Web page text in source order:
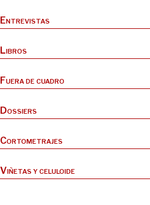
Entrevistas
Libros
Fuera de cuadro
Dossiers
Cortometrajes
Viñetas y celuloide